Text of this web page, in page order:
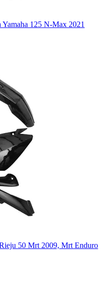
125 N-Max 2021
50 Mrt 2009, Mrt Enduro